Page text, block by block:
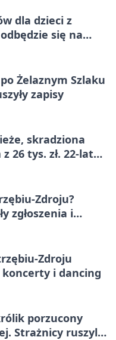
dla dzieci z
się na
Żelaznym Szlaku
zapisy
skradziona
26 tys. zł. 22-latek
Zdroju?
zgłoszenia i
Zdroju
i dancing
porzucony
Strażnicy ruszyli